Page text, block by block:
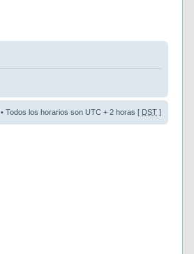
• Todos los horarios son UTC + 2 horas [ DST ]